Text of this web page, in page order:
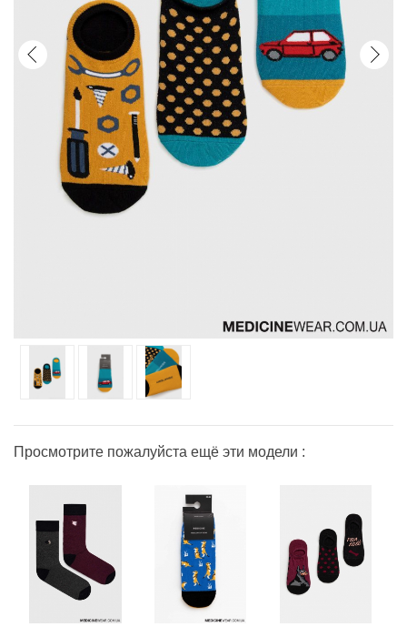
Просмотрите пожалуйста ещё эти модели :